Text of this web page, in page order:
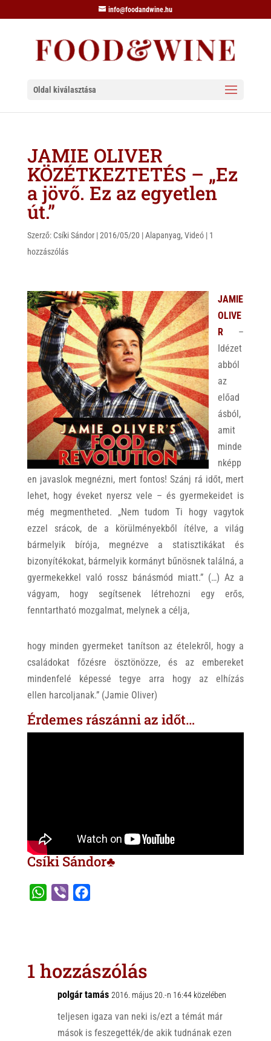
info@foodandwine.hu
Oldal kiválasztása
JAMIE OLIVER
KÖZÉTKEZTETÉS – „Ez
a jövő. Ez az egyetlen
út.”
Szerző: Csíki Sándor|2016/05/20 |Alapanyag, Videó| 1
hozzászólás
JAMIE
OLIVE
R
–
Idézet
abból
az
előad
ásból,
amit
minde
nképp
en javaslok megnézni, mert fontos! Szánj rá időt, mert
lehet, hogy éveket nyersz vele – és gyermekeidet is
még megmentheted. „Nem tudom Ti hogy vagytok
ezzel srácok, de a körülményekből ítélve, a világ
bármelyik bírója, megnézve a statisztikákat és
bizonyítékokat, bármelyik kormányt bűnösnek találná, a
gyermekekkel való rossz bánásmód miatt.” (…) Az a
vágyam, hogy segítsenek létrehozni egy erős,
fenntartható mozgalmat, melynek a célja,
hogy minden gyermeket tanítson az ételekről, hogy a
családokat főzésre ösztönözze, és az embereket
mindenfelé képessé tegye arra hogy az elhízás
ellen harcoljanak.” (Jamie Oliver)
Érdemes rászánni az időt…
Csíki Sándor♣
A
o
o
k
1 hozzászólás
polgár tamás 2016. május 20.-n 16:44 közelében
teljesen igaza van neki is/ezt a témát már
mások is feszegették/de akik tudnának ezen